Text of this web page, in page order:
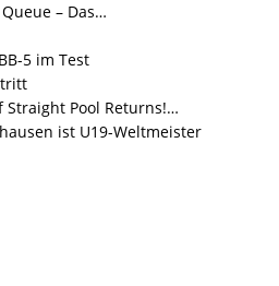
– Das…
5 im Test
Pool Returns!…
ist U19-Weltmeister